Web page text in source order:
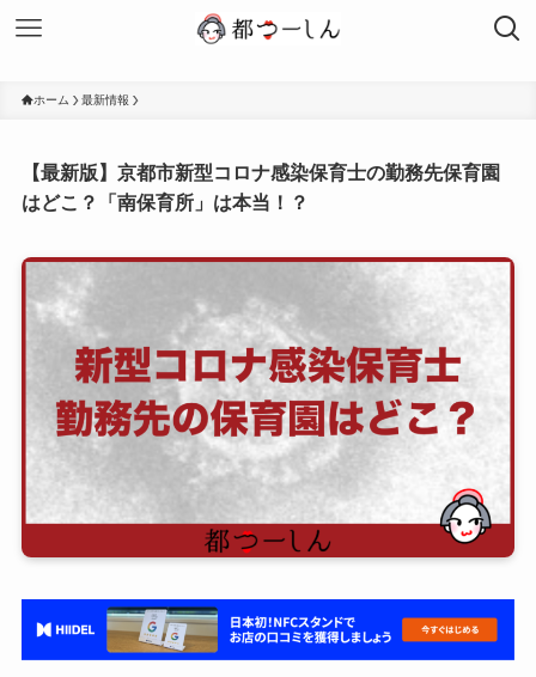
ホーム 最新情報
【最新版】京都市新型コロナ感染保育士の勤務先保育園
はどこ？「南保育所」は本当！？